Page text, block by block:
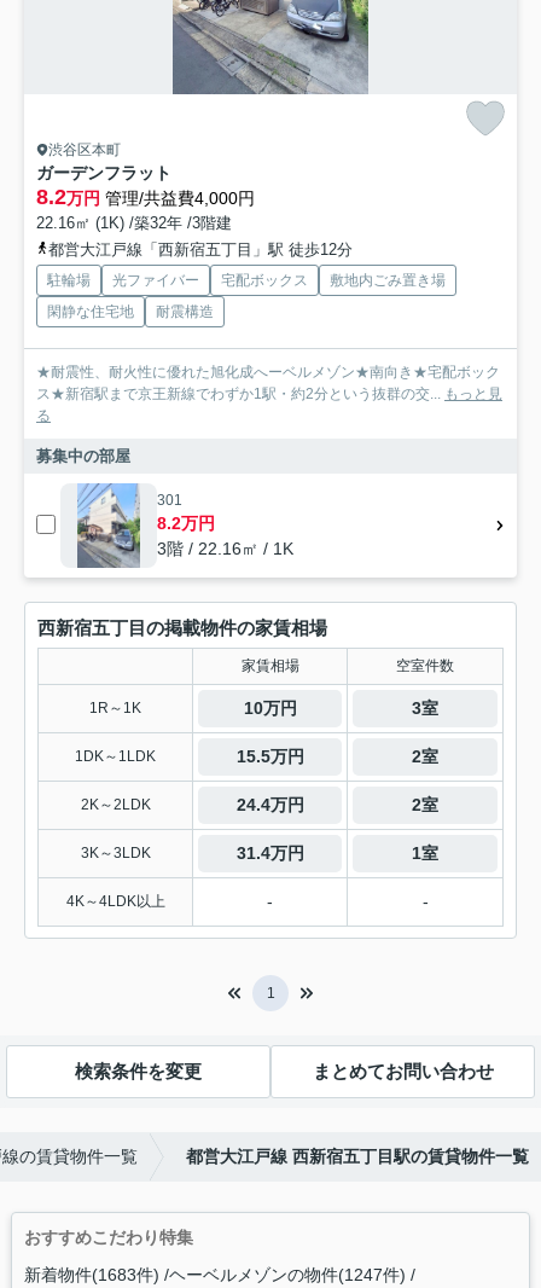
渋谷区本町
ガーデンフラット
8.2万円 管理/共益費4,000円
22.16㎡ (1K) /築32年 /3階建
都営大江戸線「西新宿五丁目」駅 徒歩12分
駐輪場 光ファイバー 宅配ボックス
敷地内ごみ置き場
閑静な住宅地
耐震構造
★耐震性、耐火性に優れた旭化成へーベルメゾン★南向き★宅配ボック
ス★新宿駅まで京王新線でわずか1駅・約2分という抜群の交... もっと見
る
募集中の部屋
301
8.2万円
3階 / 22.16㎡ / 1K
西新宿五丁目の掲載物件の家賃相場
家賃相場 空室件数
1R～1K 10万円 3室
1DK～1LDK 15.5万円 2室
2K～2LDK 24.4万円 2室
3K～3LDK 31.4万円 1室
4K～4LDK以上 - -
1
検索条件を変更 まとめてお問い合わせ
の賃貸物件一覧 都営大江戸線 西新宿五丁目駅の賃貸物件一覧
おすすめこだわり特集
新着物件(1683件) ヘーベルメゾンの物件(1247件)